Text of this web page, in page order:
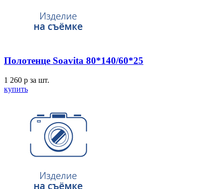
Полотенце Soavita 80*140/60*25
1 260 p за шт.
купить